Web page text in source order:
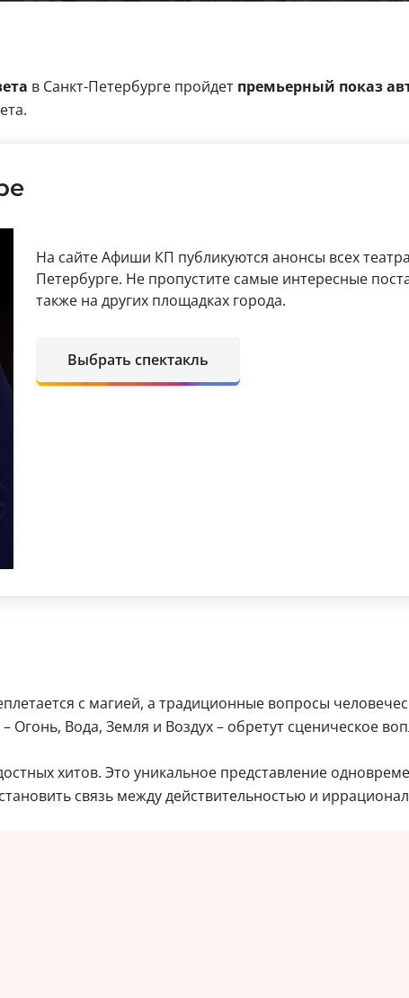
в Санкт-Петербурге пройдет премьерный показ
На сайте Афиши КП публикуются анонсы всех
Петербурге. Не пропустите самые интересные
также на других площадках города.
Выбрать спектакль
с магией, а традиционные вопросы
Огонь, Вода, Земля и Воздух – обретут сценическое
хитов. Это уникальное представление
связь между действительностью и